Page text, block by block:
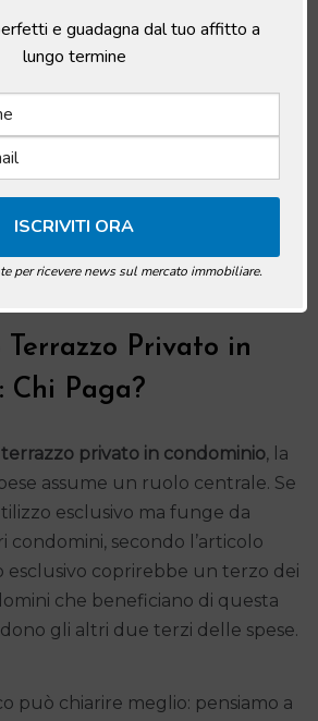
Terrazzo Privato in
Chi Paga?
privato in condominio, la
assume un ruolo centrale. Se
esclusivo ma funge da
secondo l’articolo
esclusivo coprirebbe un terzo dei
che beneficiano di questa
gli altri due terzi delle spese.
può chiarire meglio: pensiamo a
e guadagna dal tuo affitto a
lungo termine
per ricevere news sul mercato immobiliare.